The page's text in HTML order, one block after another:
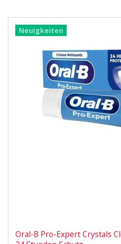
Neuigkeiten
Oral-B Pro-Expert Crystals